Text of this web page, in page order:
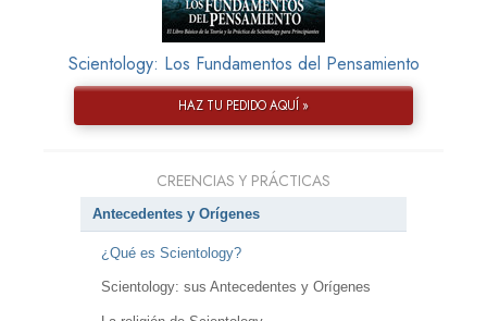
Scientology: Los Fundamentos del Pensamiento
HAZ TU PEDIDO AQUÍ »
CREENCIAS Y PRÁCTICAS
Antecedentes y Orígenes
¿Qué es Scientology?
Scientology: sus Antecedentes y Orígenes